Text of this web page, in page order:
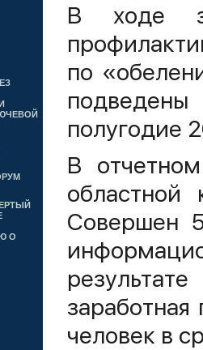
О
В ходе
по
полугодие
В
Совершен
человек в